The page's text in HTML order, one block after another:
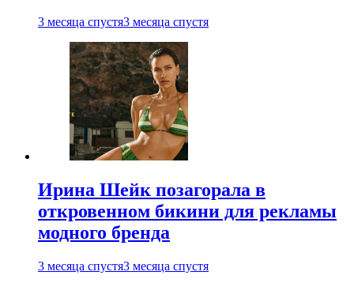
3 месяца спустя3 месяца спустя
Ирина Шейк позагорала в
откровенном бикини для рекламы
модного бренда
3 месяца спустя3 месяца спустя